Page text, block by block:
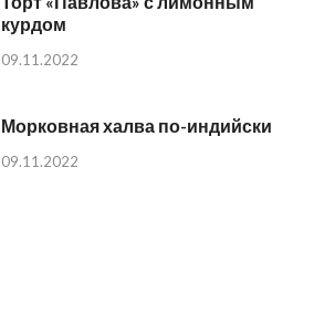
курдом
09.11.2022
Морковная халва по-индийски
09.11.2022